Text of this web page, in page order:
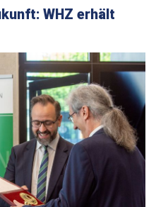
WHZ erhält